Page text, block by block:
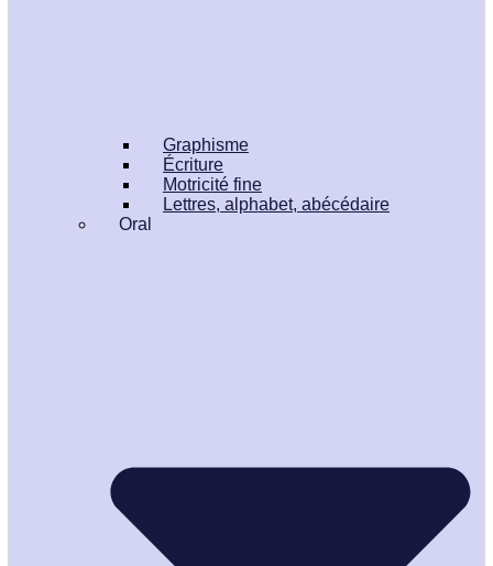
Graphisme
Écriture
Motricité fine
Lettres, alphabet, abécédaire
Oral